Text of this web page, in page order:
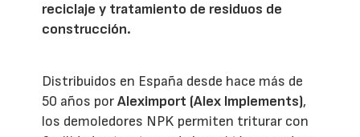
reciclaje y tratamiento de residuos de
construcción.
Distribuidos en España desde hace más de
50 años porAleximport (Alex Implements),
los demoledores NPK permiten triturar con